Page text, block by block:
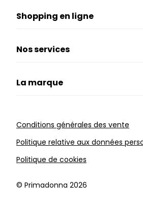
Shopping en ligne
Nos services
La marque
Conditions générales des vente
Politique relative aux données
Politique de cookies
©️ Primadonna 2026